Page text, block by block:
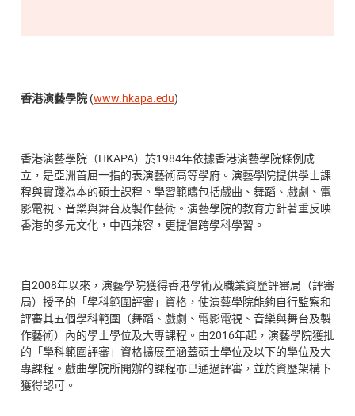
香港演藝學院 (www.hkapa.edu)
香港演藝學院（HKAPA）於1984年依據香港演藝學院條例成
立，是亞洲首屈一指的表演藝術高等學府。演藝學院提供學士課
程與實踐為本的碩士課程。學習範疇包括戲曲、舞蹈、戲劇、電
影電視、音樂與舞台及製作藝術。演藝學院的教育方針著重反映
香港的多元文化，中西兼容，更提倡跨學科學習。
自2008年以來，演藝學院獲得香港學術及職業資歷評審局（評審
局）授予的「學科範圍評審」資格，使演藝學院能夠自行監察和
評審其五個學科範圍（舞蹈、戲劇、電影電視、音樂與舞台及製
作藝術）內的學士學位及大專課程。由2016年起，演藝學院獲批
的「學科範圍評審」資格擴展至涵蓋碩士學位及以下的學位及大
專課程。戲曲學院所開辦的課程亦已通過評審，並於資歷架構下
獲得認可。